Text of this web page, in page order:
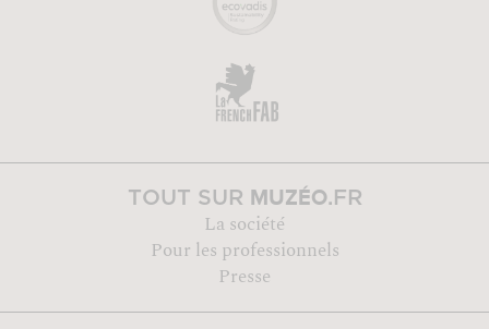
TOUT SUR MUZÉO.FR
La société
Pour les professionnels
Presse